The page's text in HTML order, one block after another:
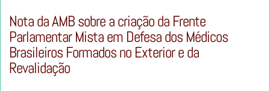
Nota da AMB sobre a criação da Frente
Parlamentar Mista em Defesa dos Médicos
Brasileiros Formados no Exterior e da
Revalidação